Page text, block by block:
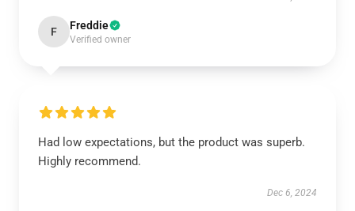
F Freddie
Verified owner
Had low expectations, but the product was superb.
Highly recommend.
Dec 6, 2024